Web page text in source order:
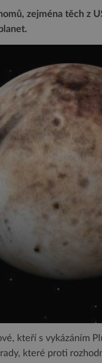
zejména těch z
kteří s vykázáním
které proti